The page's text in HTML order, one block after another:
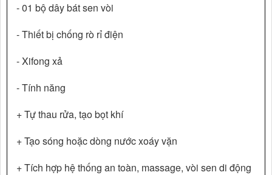
- 01 bộ dây bát sen vòi
- Thiết bị chống rò rỉ điện
- Xifong xả
- Tính năng
+ Tự thau rửa, tạo bọt khí
+ Tạo sóng hoặc dòng nước xoáy vặn
+ Tích hợp hệ thống an toàn, massage, vòi sen di động